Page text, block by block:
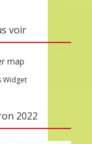
voir
Widget
2022